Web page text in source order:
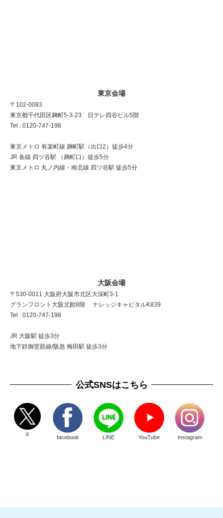
東京会場
〒102-0083
東京都千代田区麹町5-3-23 日テレ四谷ビル5階
Tel : 0120-747-198
東京メトロ 有楽町線 麹町駅（出口2）徒歩4分
JR 各線 四ツ谷駅 （麹町口）徒歩5分
東京メトロ 丸ノ内線・南北線 四ツ谷駅 徒歩5分
大阪会場
〒530-0011 大阪府大阪市北区大深町3-1
グランフロント大阪北館8階 ナレッジキャピタルK839
Tel : 0120-747-198
JR 大阪駅 徒歩3分
地下鉄御堂筋線/阪急 梅田駅 徒歩3分
公式SNSはこちら
X facebook LINE YouTube Instagram